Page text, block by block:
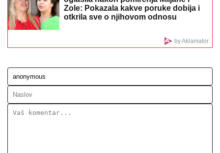
DOJAVA O BOMBI NA AUTOBUSKOJ STANICIDrama
u Prištini: Sve vrvi od policije
Sada uživa na putovanjima sa
Aleksejem Bjelogrlićem, a nekada se
problem
dramatičan snimak akcije